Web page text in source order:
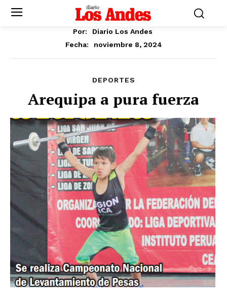
Por:
Diario Los Andes
Fecha:
noviembre 8, 2024
DEPORTES
Arequipa a pura fuerza